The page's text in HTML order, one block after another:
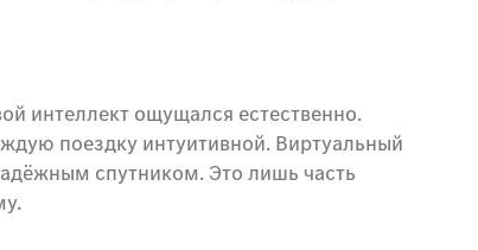
интеллект ощущался естественно.
поездку интуитивной. Виртуальный
спутником. Это лишь часть